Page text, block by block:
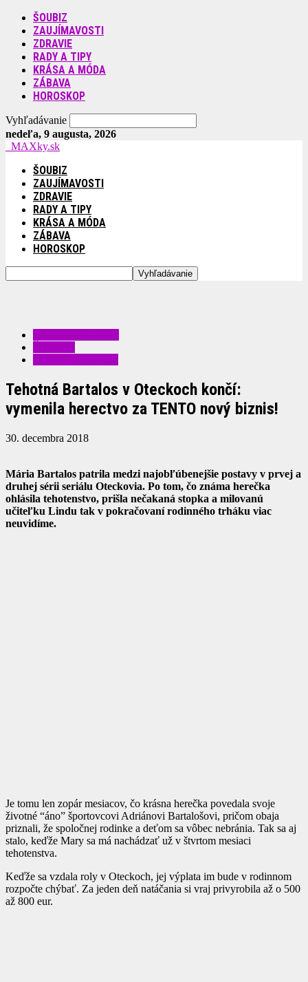
ŠOUBIZ
ZAUJÍMAVOSTI
ZDRAVIE
RADY A TIPY
KRÁSA A MÓDA
ZÁBAVA
HOROSKOP
Vyhľadávanie
nedeľa, 9 augusta, 2026
MAXky.sk
ŠOUBIZ
ZAUJÍMAVOSTI
ZDRAVIE
RADY A TIPY
KRÁSA A MÓDA
ZÁBAVA
HOROSKOP
Tehotná Bartalos v Oteckoch končí:
vymenila herectvo za TENTO nový biznis!
30. decembra 2018
Mária Bartalos patrila medzi najobľúbenejšie postavy v prvej a
druhej sérii seriálu Oteckovia. Po tom, čo známa herečka
ohlásila tehotenstvo, prišla nečakaná stopka a milovanú
učiteľku Lindu tak v pokračovaní rodinného trháku viac
neuvidíme.
Je tomu len zopár mesiacov, čo krásna herečka povedala svoje
životné “áno” športovcovi Adriánovi Bartalošovi, pričom obaja
priznali, že spoločnej rodinke a deťom sa vôbec nebránia. Tak sa aj
stalo, keďže Mary sa má nachádzať už v štvrtom mesiaci
tehotenstva.
Keďže sa vzdala roly v Oteckoch, jej výplata im bude v rodinnom
rozpočte chýbať. Za jeden deň natáčania si vraj privyrobila až o 500
až 800 eur.